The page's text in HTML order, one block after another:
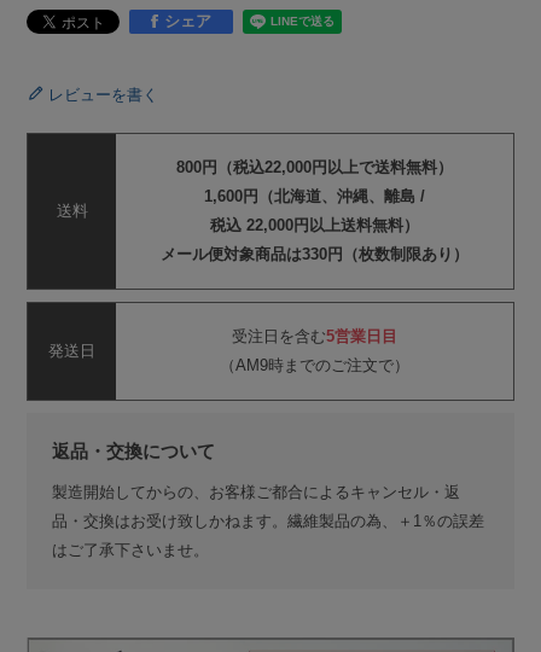
シェア
レビューを書く
送料
800円（税込22,000円以上で送料無料）
1,600円（北海道、沖縄、離島 /
税込 22,000円以上送料無料）
メール便対象商品は330円（枚数制限あり）
発送日
受注日を含む5営業日目
（AM9時までのご注文で）
返品・交換について
製造開始してからの、お客様ご都合によるキャンセル・返
品・交換はお受け致しかねます。繊維製品の為、＋1％の誤差
はご了承下さいませ。